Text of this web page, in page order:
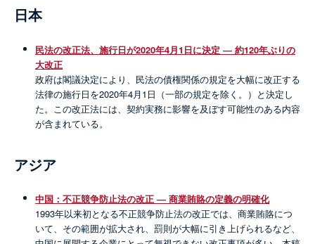
日本
民法の改正法、施行日が2020年4月1日に決定 ― 約120年ぶりの
大改正
政府は閣議決定により、民法の債権関係の規定を大幅に改正する
法律の施行日を2020年4月1日（一部の規定を除く。）と決定し
た。この改正法には、契約実務に影響を及ぼす可能性のある内容
が含まれている。
アジア
中国：不正競争防止法の改正 ― 商業賄賂の定義の明確化
1993年以来初となる不正競争防止法の改正では、商業賄賂につ
いて、その範囲が拡大され、罰則が大幅に引き上げられるなど、